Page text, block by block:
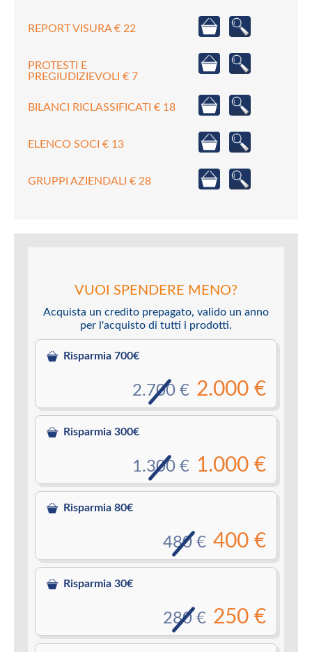
REPORT VISURA € 22
PROTESTI E
PREGIUDIZIEVOLI € 7
BILANCI RICLASSIFICATI € 18
ELENCO SOCI € 13
GRUPPI AZIENDALI € 28
VUOI SPENDERE MENO?
Acquista un credito prepagato, valido un anno
per l'acquisto di tutti i prodotti.
Risparmia 700€
2.000 €
2.700 €
Risparmia 300€
1.000 €
1.300 €
Risparmia 80€
400 €
480 €
Risparmia 30€
250 €
280 €